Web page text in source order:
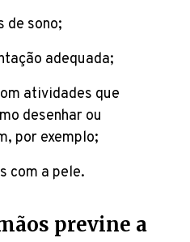
de sono;
adequada;
atividades que
desenhar ou
por exemplo;
com a pele.
previne a